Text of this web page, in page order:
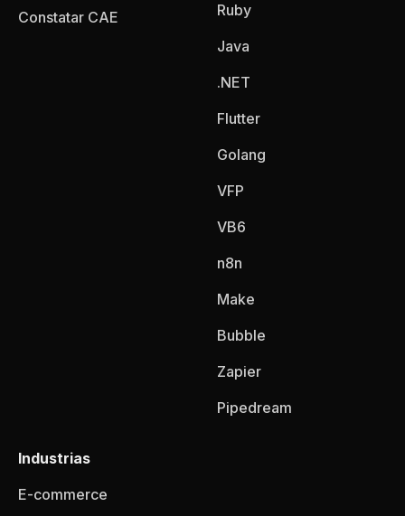
Constatar CAE
Ruby
Java
.NET
Flutter
Golang
VFP
VB6
n8n
Make
Bubble
Zapier
Pipedream
Industrias
E-commerce